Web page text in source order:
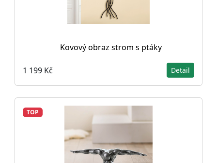
Kovový obraz strom s ptáky
1 199 Kč Detail
TOP